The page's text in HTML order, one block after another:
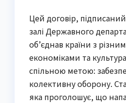
Цей договір,
залі Державного
об’єднав країни з
економіками та
спільною метою:
колективну оборону.
яка проголошує, що